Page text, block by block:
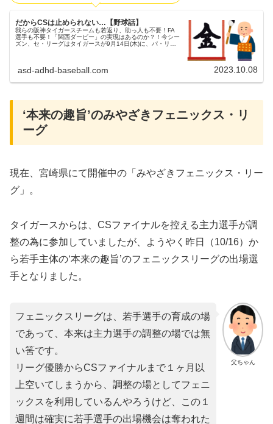
だからCSは止められない…【野球話】
我らの阪神タイガースチームも若返り、助っ人も不要！FA
選手も不要！「関西ダービー」の実現はあるのか？！今シー
ズン、セ・リーグはタイガースが9月14日(木)に、パ・リー
asd-adhd-baseball.com 2023.10.08
‘本来の趣旨’のみやざきフェニックス・リ
ーグ
現在、宮崎県にて開催中の「みやざきフェニックス・リー
グ」。
タイガースからは、CSファイナルを控える主力選手が調
整の為に参加していましたが、ようやく昨日（10/16）か
ら若手主体の‘本来の趣旨’のフェニックスリーグの出場選
手となりました。
父ちゃん
フェニックスリーグは、若手選手の育成の場
であって、本来は主力選手の調整の場では無
い筈です。
リーグ優勝からCSファイナルまで１ヶ月以
上空いてしまうから、調整の場としてフェニ
ックスを利用しているんやろうけど、この１
週間は確実に若手選手の出場機会は奪われた